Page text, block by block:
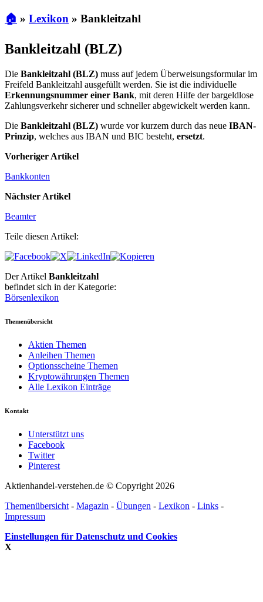
🏠 » Lexikon » Bankleitzahl
Bankleitzahl (BLZ)
Die Bankleitzahl (BLZ) muss auf jedem Überweisungsformular im
Freifeld Bankleitzahl ausgefüllt werden. Sie ist die individuelle
Erkennungsnummer einer Bank, mit deren Hilfe der bargeld­lose
Zahlungsverkehr sicherer und schneller abgewickelt werden kann.
Die Bankleitzahl (BLZ) wurde vor kurzem durch das neue IBAN-
Prinzip, welches aus IBAN und BIC besteht, ersetzt.
Vorheriger Artikel
Bankkonten
Nächster Artikel
Beamter
Teile diesen Artikel:
Der Artikel Bankleitzahl
befindet sich in der Kategorie:
Börsenlexikon
Themenübersicht
Aktien Themen
Anleihen Themen
Optionsscheine Themen
Kryptowährungen Themen
Alle Lexikon Einträge
Kontakt
Unterstützt uns
Facebook
Twitter
Pinterest
Aktienhandel-verstehen.de © Copyright 2026
Themenübersicht - Magazin - Übungen - Lexikon - Links -
Impressum
Einstellungen für Datenschutz und Cookies
X